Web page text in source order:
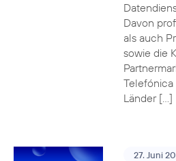
Davon
als auch
sowie die
Länder […]
27. Juni